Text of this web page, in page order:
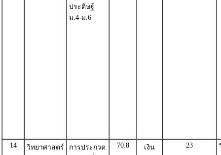
ประดิษฐ์
ม.4-ม.6
14 วิทยาศาสตร์
การประกวด
70.8 เงิน 23